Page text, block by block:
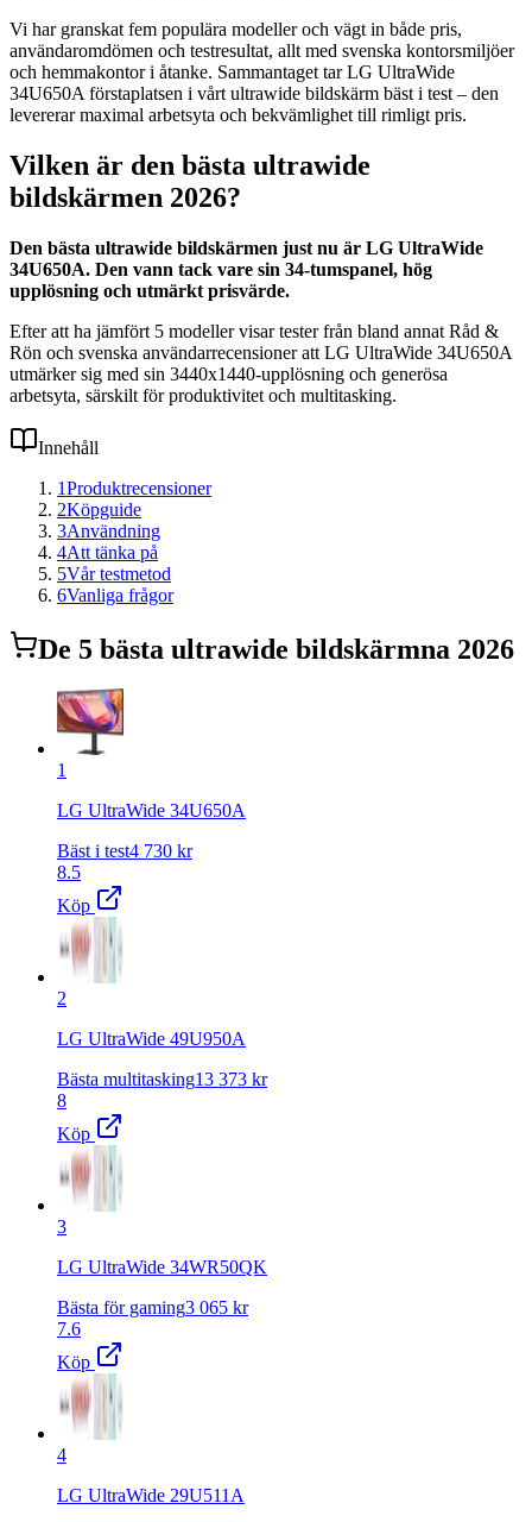
Vi har granskat fem populära modeller och vägt in både pris,
användaromdömen och testresultat, allt med svenska kontorsmiljöer
och hemmakontor i åtanke. Sammantaget tar LG UltraWide
34U650A förstaplatsen i vårt ultrawide bildskärm bäst i test – den
levererar maximal arbetsyta och bekvämlighet till rimligt pris.
Vilken är den bästa ultrawide
bildskärmen 2026?
Den bästa ultrawide bildskärmen just nu är LG UltraWide
34U650A. Den vann tack vare sin 34-tumspanel, hög
upplösning och utmärkt prisvärde.
Efter att ha jämfört 5 modeller visar tester från bland annat Råd &
Rön och svenska användarrecensioner att LG UltraWide 34U650A
utmärker sig med sin 3440x1440-upplösning och generösa
arbetsyta, särskilt för produktivitet och multitasking.
Innehåll
1Produktrecensioner
2Köpguide
3Användning
4Att tänka på
5Vår testmetod
6Vanliga frågor
De 5 bästa ultrawide bildskärmna 2026
1
LG UltraWide 34U650A
Bäst i test4 730 kr
8.5
Köp
2
LG UltraWide 49U950A
Bästa multitasking13 373 kr
8
Köp
3
LG UltraWide 34WR50QK
Bästa för gaming3 065 kr
7.6
Köp
4
LG UltraWide 29U511A